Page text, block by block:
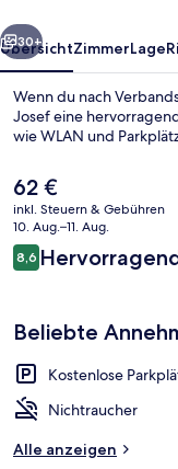
Weiter
30+
ÜbersichtZimmerLage
Wenn du nach
Josef eine
wie WLAN und
Der
aktuelle
Preis
beträgt
62 €.
62 €
inkl. Steuern & Gebühren
10. Aug.–11. Aug.
Bewertungen
8,68,6 von 10.
Beliebte
Kostenlose
Nichtraucher
Alle anzeigen